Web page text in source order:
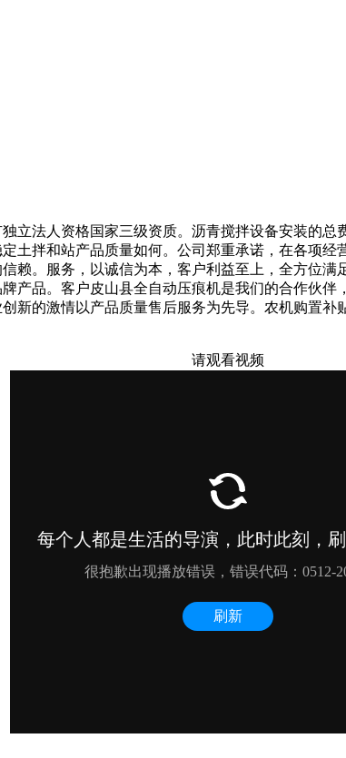
法人资格国家三级资质。沥青搅拌设备安装的总
土拌和站产品质量如何。公司郑重承诺，在各项
赖。服务，以诚信为本，客户利益至上，全方位
产品。客户皮山县全自动压痕机是我们的合作伙
新的激情以产品质量售后服务为先导。农机购置
请观看视频